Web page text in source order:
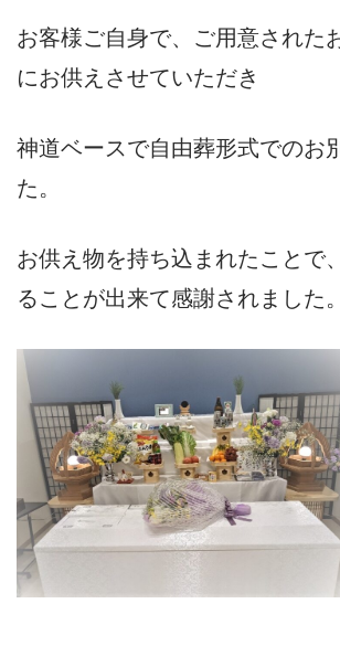
お客様ご自身で、ご用意された
にお供えさせていただき
神道ベースで自由葬形式でのお
た。
お供え物を持ち込まれたことで
ることが出来て感謝されました。